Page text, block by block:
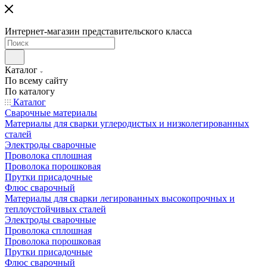
Интернет-магазин представительского класса
Каталог
По всему сайту
По каталогу
Каталог
Сварочные материалы
Материалы для сварки углеродистых и низколегированных
сталей
Электроды сварочные
Проволока сплошная
Проволока порошковая
Прутки присадочные
Флюс сварочный
Материалы для сварки легированных высокопрочных и
теплоустойчивых сталей
Электроды сварочные
Проволока сплошная
Проволока порошковая
Прутки присадочные
Флюс сварочный